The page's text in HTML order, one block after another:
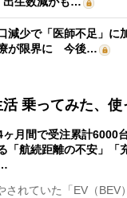
減少で「医師不足」に
が限界に 今後…
乗ってみた、使
4ヶ月間で受注累計6000
「航続距離の不安」「
れていた「EV（BEV